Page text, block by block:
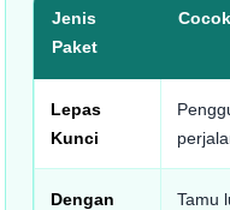
Jenis
Paket
Lepas
Kunci
Dengan
Tamu